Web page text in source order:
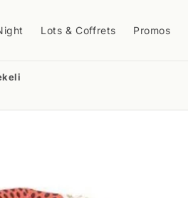
Lots & Coffrets Promos